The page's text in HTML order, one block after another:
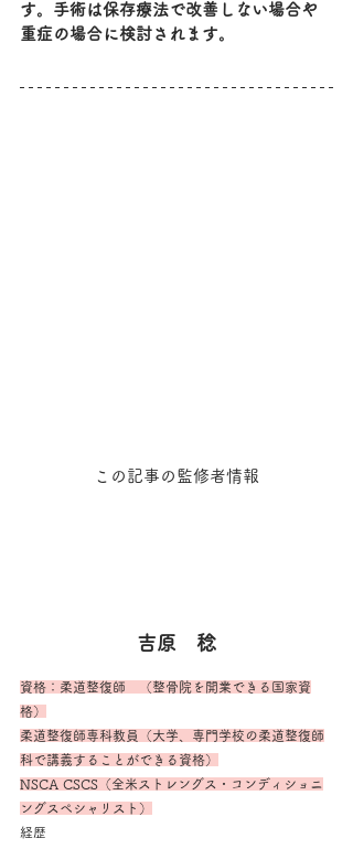
す。手術は保存療法で改善しない場合や
重症の場合に検討されます。
この記事の監修者情報
吉原　稔
資格：柔道整復師　（整骨院を開業できる国家資
格）
柔道整復師専科教員（大学、専門学校の柔道整復師
科で講義することができる資格）
NSCA CSCS（全米ストレングス・コンディショニ
ングスペシャリスト）
経歴